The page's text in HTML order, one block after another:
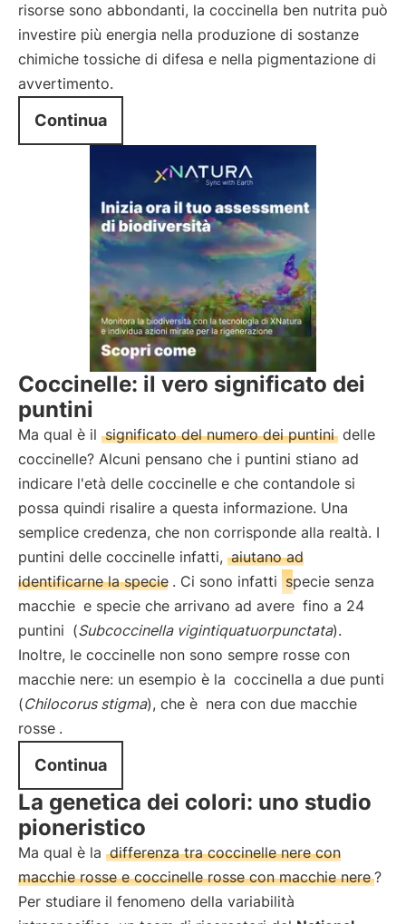
risorse sono abbondanti, la coccinella ben nutrita può
investire più energia nella produzione di sostanze
chimiche tossiche di difesa e nella pigmentazione di
avvertimento.
Continua
Coccinelle: il vero significato dei
puntini
Ma qual è il significato del numero dei puntini delle
coccinelle? Alcuni pensano che i puntini stiano ad
indicare l'età delle coccinelle e che contandole si
possa quindi risalire a questa informazione. Una
semplice credenza, che non corrisponde alla realtà. I
puntini delle coccinelle infatti, aiutano ad
identificarne la specie . Ci sono infatti specie senza
macchie e specie che arrivano ad avere fino a 24
puntini (Subcoccinella vigintiquatuorpunctata).
Inoltre, le coccinelle non sono sempre rosse con
macchie nere: un esempio è la coccinella a due punti
(Chilocorus stigma), che è nera con due macchie
rosse .
Continua
La genetica dei colori: uno studio
pioneristico
Ma qual è la differenza tra coccinelle nere con
macchie rosse e coccinelle rosse con macchie nere ?
Per studiare il fenomeno della variabilità